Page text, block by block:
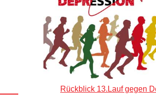
Rückblick 13.Lauf gegen